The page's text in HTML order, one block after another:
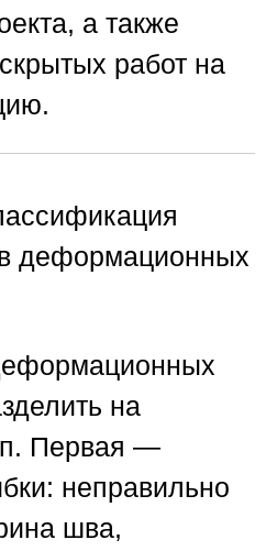
а также
работ на
деформационных
на
Первая —
неправильно
шва,